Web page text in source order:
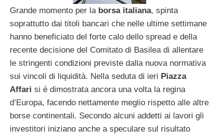
Grande momento per la borsa italiana, spinta
soprattutto dai titoli bancari che nelle ultime settimane
hanno beneficiato del forte calo dello spread e della
recente decisione del Comitato di Basilea di allentare
le stringenti condizioni previste dalla nuova normativa
sui vincoli di liquidità. Nella seduta di ieri Piazza
Affari si è dimostrata ancora una volta la regina
d’Europa, facendo nettamente meglio rispetto alle altre
borse continentali. Secondo alcuni addetti ai lavori gli
investitori iniziano anche a speculare sul risultato